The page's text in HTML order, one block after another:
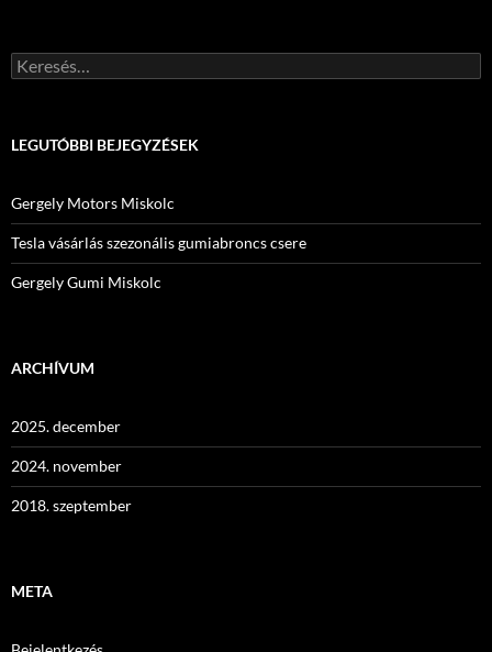
Keresés:
LEGUTÓBBI BEJEGYZÉSEK
Gergely Motors Miskolc
Tesla vásárlás szezonális gumiabroncs csere
Gergely Gumi Miskolc
ARCHÍVUM
2025. december
2024. november
2018. szeptember
META